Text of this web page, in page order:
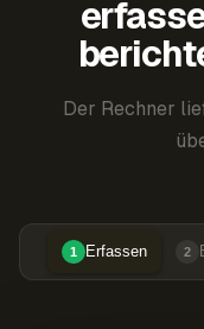
Der Rechner
1 Erfassen 2